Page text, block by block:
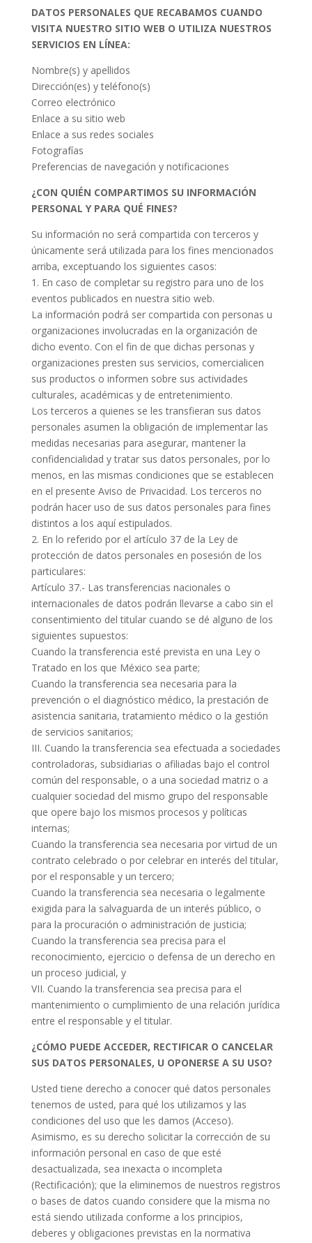
DATOS PERSONALES QUE RECABAMOS CUANDO
VISITA NUESTRO SITIO WEB O UTILIZA NUESTROS
SERVICIOS EN LÍNEA:
Nombre(s) y apellidos
Dirección(es) y teléfono(s)
Correo electrónico
Enlace a su sitio web
Enlace a sus redes sociales
Fotografías
Preferencias de navegación y notificaciones
¿CON QUIÉN COMPARTIMOS SU INFORMACIÓN
PERSONAL Y PARA QUÉ FINES?
Su información no será compartida con terceros y
únicamente será utilizada para los fines mencionados
arriba, exceptuando los siguientes casos:
1. En caso de completar su registro para uno de los
eventos publicados en nuestra sitio web.
La información podrá ser compartida con personas u
organizaciones involucradas en la organización de
dicho evento. Con el fin de que dichas personas y
organizaciones presten sus servicios, comercialicen
sus productos o informen sobre sus actividades
culturales, académicas y de entretenimiento.
Los terceros a quienes se les transfieran sus datos
personales asumen la obligación de implementar las
medidas necesarias para asegurar, mantener la
confidencialidad y tratar sus datos personales, por lo
menos, en las mismas condiciones que se establecen
en el presente Aviso de Privacidad. Los terceros no
podrán hacer uso de sus datos personales para fines
distintos a los aquí estipulados.
2. En lo referido por el artículo 37 de la Ley de
protección de datos personales en posesión de los
particulares:
Artículo 37.- Las transferencias nacionales o
internacionales de datos podrán llevarse a cabo sin el
consentimiento del titular cuando se dé alguno de los
siguientes supuestos:
Cuando la transferencia esté prevista en una Ley o
Tratado en los que México sea parte;
Cuando la transferencia sea necesaria para la
prevención o el diagnóstico médico, la prestación de
asistencia sanitaria, tratamiento médico o la gestión
de servicios sanitarios;
III. Cuando la transferencia sea efectuada a sociedades
controladoras, subsidiarias o afiliadas bajo el control
común del responsable, o a una sociedad matriz o a
cualquier sociedad del mismo grupo del responsable
que opere bajo los mismos procesos y políticas
internas;
Cuando la transferencia sea necesaria por virtud de un
contrato celebrado o por celebrar en interés del titular,
por el responsable y un tercero;
Cuando la transferencia sea necesaria o legalmente
exigida para la salvaguarda de un interés público, o
para la procuración o administración de justicia;
Cuando la transferencia sea precisa para el
reconocimiento, ejercicio o defensa de un derecho en
un proceso judicial, y
VII. Cuando la transferencia sea precisa para el
mantenimiento o cumplimiento de una relación jurídica
entre el responsable y el titular.
¿CÓMO PUEDE ACCEDER, RECTIFICAR O CANCELAR
SUS DATOS PERSONALES, U OPONERSE A SU USO?
Usted tiene derecho a conocer qué datos personales
tenemos de usted, para qué los utilizamos y las
condiciones del uso que les damos (Acceso).
Asimismo, es su derecho solicitar la corrección de su
información personal en caso de que esté
desactualizada, sea inexacta o incompleta
(Rectificación); que la eliminemos de nuestros registros
o bases de datos cuando considere que la misma no
está siendo utilizada conforme a los principios,
deberes y obligaciones previstas en la normativa